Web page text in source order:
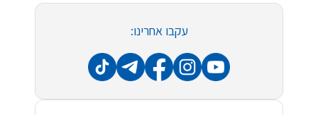
עקבו אחרינו: